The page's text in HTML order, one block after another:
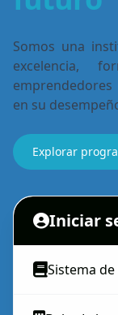
Somos una
excelencia,
en su
Explorar
Iniciar
Sistema de